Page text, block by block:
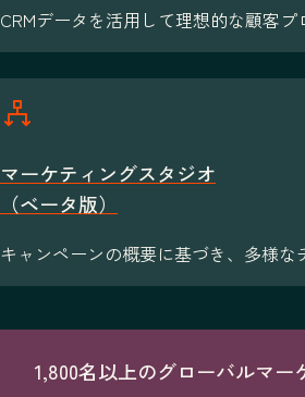
CRMデータを活用して理想的な顧客
マーケティングスタジオ
（ベータ版）
キャンペーンの概要に基づき、多様
1,800名以上のグローバルマ